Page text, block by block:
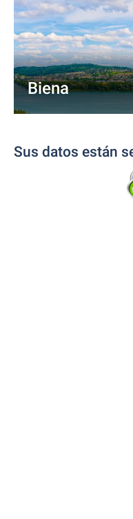
Biena
Sus datos están